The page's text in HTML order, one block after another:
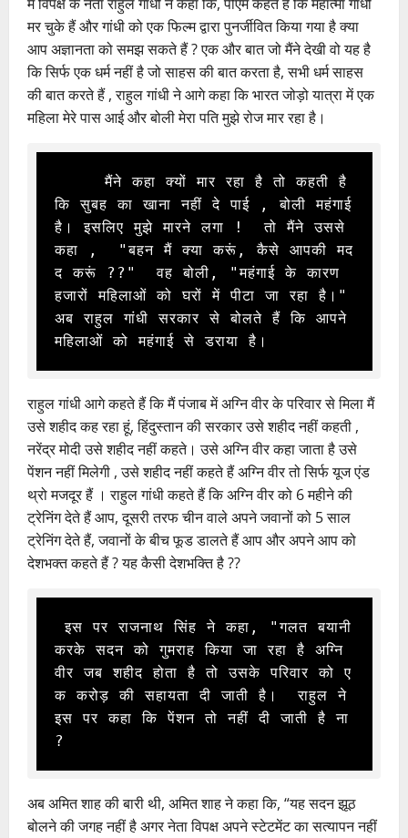
मर चुके हैं और गांधी को एक फिल्म द्वारा पुनर्जीवित किया गया है क्या
आप अज्ञानता को समझ सकते हैं ? एक और बात जो मैंने देखी वो यह है
कि सिर्फ एक धर्म नहीं है जो साहस की बात करता है, सभी धर्म साहस
की बात करते हैं , राहुल गांधी ने आगे कहा कि भारत जोड़ो यात्रा में एक
महिला मेरे पास आई और बोली मेरा पति मुझे रोज मार रहा है।
     मैंने कहा क्यों मार रहा है तो कहती है
कि सुबह का खाना नहीं दे पाई , बोली महंगाई
है। इसलिए मुझे मारने लगा !  तो मैंने उससे
कहा ,  "बहन मैं क्या करूं, कैसे आपकी मद
द करूं ??"  वह बोली, "महंगाई के कारण
हजारों महिलाओं को घरों में पीटा जा रहा है।"
अब राहुल गांधी सरकार से बोलते हैं कि आपने
महिलाओं को महंगाई से डराया है।
राहुल गांधी आगे कहते हैं कि मैं पंजाब में अग्नि वीर के परिवार से मिला मैं
उसे शहीद कह रहा हूं, हिंदुस्तान की सरकार उसे शहीद नहीं कहती ,
नरेंद्र मोदी उसे शहीद नहीं कहते। उसे अग्नि वीर कहा जाता है उसे
पेंशन नहीं मिलेगी , उसे शहीद नहीं कहते हैं अग्नि वीर तो सिर्फ यूज एंड
थ्रो मजदूर हैं । राहुल गांधी कहते हैं कि अग्नि वीर को 6 महीने की
ट्रेनिंग देते हैं आप, दूसरी तरफ चीन वाले अपने जवानों को 5 साल
ट्रेनिंग देते हैं, जवानों के बीच फूड डालते हैं आप और अपने आप को
देशभक्त कहते हैं ? यह कैसी देशभक्ति है ??
इस पर राजनाथ सिंह ने कहा, "गलत बयानी
करके सदन को गुमराह किया जा रहा है अग्नि
वीर जब शहीद होता है तो उसके परिवार को ए
क करोड़ की सहायता दी जाती है।  राहुल ने
इस पर कहा कि पेंशन तो नहीं दी जाती है ना
?
अब अमित शाह की बारी थी, अमित शाह ने कहा कि, “यह सदन झूठ
बोलने की जगह नहीं है अगर नेता विपक्ष अपने स्टेटमेंट का सत्यापन नहीं